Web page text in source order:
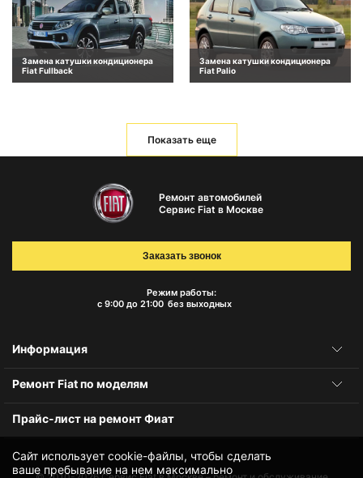
Замена катушки кондиционера
Fiat Fullback
Замена катушки кондиционера
Fiat Palio
Показать еще
Сайт использует cookie-файлы, чтобы сделать
ваше пребывание на нем максимально
Ремонт автомобилей
Сервис Fiat в Москве
Режим работы:
с 9:00 до 21:00 без выходных
Заказать звонок
Информация
Ремонт Fiat по моделям
Прайс-лист на ремонт Фиат